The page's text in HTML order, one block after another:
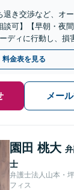
き交渉など、オ
可】【早朝・夜間
ディに行動し、損
【初回相談料無料】
料金表を見る
メー
園田 桃大
士
弁護士法人山本・坪井
フィス